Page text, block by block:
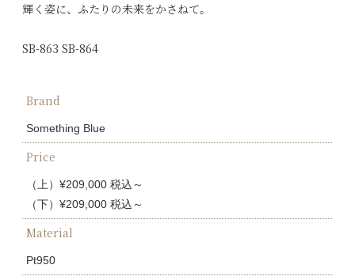
輝く姿に、ふたりの未来をかさねて。
SB-863 SB-864
Brand
Something Blue
Price
（上）¥209,000 税込～
（下）¥209,000 税込～
Material
Pt950